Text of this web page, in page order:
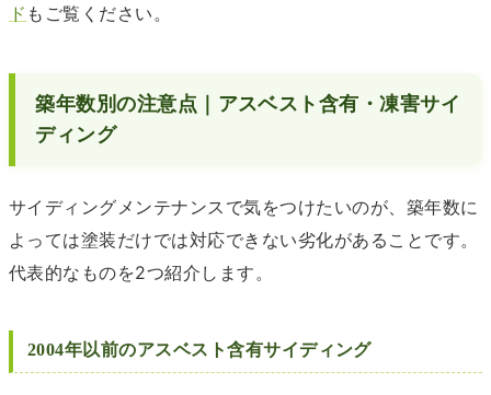
ド もご覧ください。
築年数別の注意点｜アスベスト含有・凍害サイ
ディング
サイディングメンテナンスで気をつけたいのが、築年数に
よっては塗装だけでは対応できない劣化があることです。
代表的なものを2つ紹介します。
2004年以前のアスベスト含有サイディング